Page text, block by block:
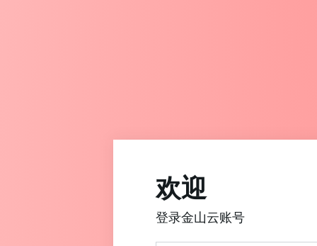
欢迎
登录金山云账号